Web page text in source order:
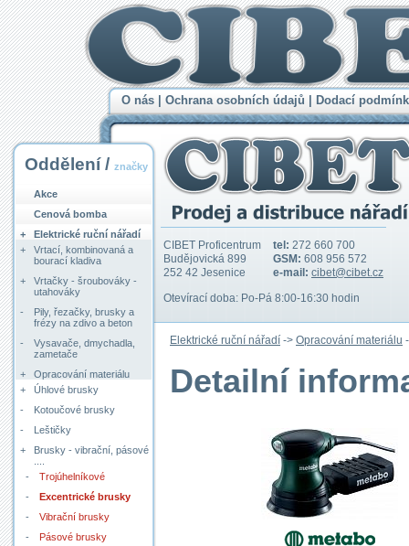
O nás Ochrana osobních údajů Dodací
CIBET Proficentrum
Budějovická 899
252 42 Jesenice
tel: 272 660 700
GSM: 608 956 572
e-mail: cibet@cibet.cz
Otevírací doba: Po-Pá 8:00-16:30 hodin
Elektrické ruční nářadí -> Opracování materiálu
Detailní
Oddělení / značky
Akce
Cenová bomba
+
Elektrické ruční nářadí
+
Vrtací, kombinovaná a
bourací kladiva
+
Vrtačky - šroubováky -
utahováky
-
Pily, řezačky, brusky a
frézy na zdivo a beton
-
Vysavače, dmychadla,
zametače
+
Opracování materiálu
+
Úhlové brusky
-
Kotoučové brusky
-
Leštičky
+
Brusky - vibrační, pásové
-
Trojúhelníkové
-
Excentrické brusky
-
Vibrační brusky
-
Pásové brusky